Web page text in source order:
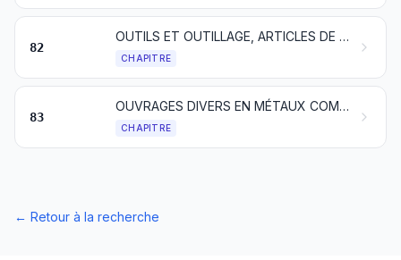
82
OUTILS ET OUTILLAGE, ARTICLES DE COUTELLERIE ET COUVERTS DE TABLE, EN MÉTAUX COMMUNS; PARTIES DE CES ARTICLES, EN MÉTAUX COMMUNS
CHAPITRE
83
OUVRAGES DIVERS EN MÉTAUX COMMUNS
CHAPITRE
← Retour à la recherche